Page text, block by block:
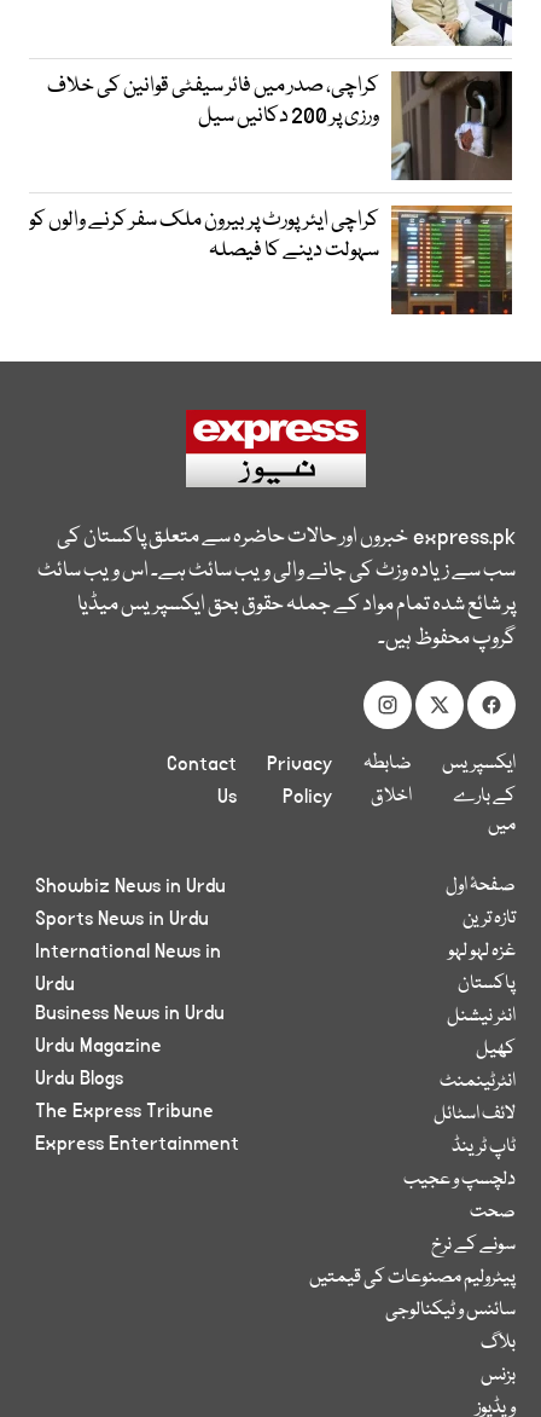
کراچی، صدر میں فائر سیفٹی قوانین کی خلاف
ورزی پر 200 دکانیں سیل
کراچی ایئرپورٹ پر بیرون ملک سفر کرنے والوں کو
سہولت دینے کا فیصلہ
express.pkخبروں اور حالات حاضرہ سے متعلق پاکستان کی
سب سے زیادہ وزٹ کی جانے والی ویب سائٹ ہے۔ اس ویب سائٹ
پر شائع شدہ تمام مواد کے جملہ حقوق بحق ایکسپریس میڈیا
گروپ محفوظ ہیں۔
ایکسپریس
کے بارے
میں
ضابطہ
اخلاق
Privacy
Policy
Contact
Us
صفحۂ اول
تازہ ترین
غزہ لہو لہو
پاکستان
انٹر نیشنل
کھیل
انٹرٹینمنٹ
لائف اسٹائل
ٹاپ ٹرینڈ
دلچسپ و عجیب
صحت
سونے کے نرخ
پیٹرولیم مصنوعات کی قیمتیں
سائنس و ٹیکنالوجی
بلاگ
بزنس
ویڈیوز
Showbiz News in Urdu
Sports News in Urdu
International News in
Urdu
Business News in Urdu
Urdu Magazine
Urdu Blogs
The Express Tribune
Express Entertainment